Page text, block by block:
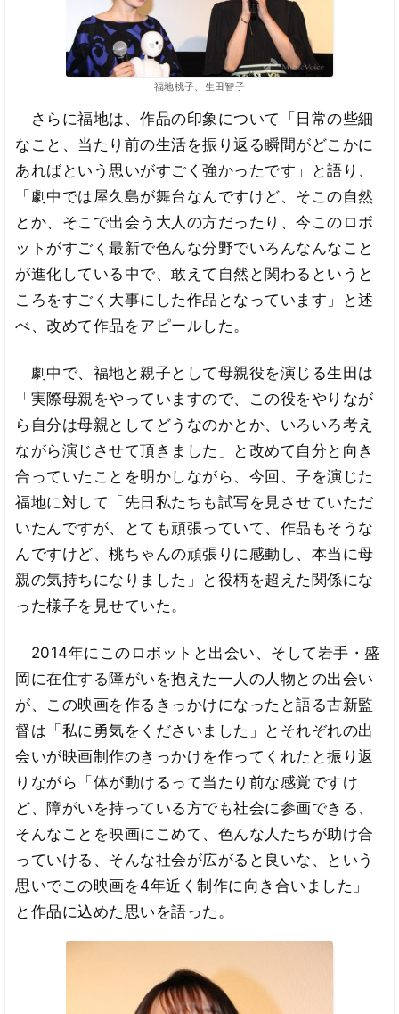
福地桃子、生田智子
さらに福地は、作品の印象について「日常の些細
なこと、当たり前の生活を振り返る瞬間がどこかに
あればという思いがすごく強かったです」と語り、
「劇中では屋久島が舞台なんですけど、そこの自然
とか、そこで出会う大人の方だったり、今このロボ
ットがすごく最新で色んな分野でいろんなんなこと
が進化している中で、敢えて自然と関わるというと
ころをすごく大事にした作品となっています」と述
べ、改めて作品をアピールした。
劇中で、福地と親子として母親役を演じる生田は
「実際母親をやっていますので、この役をやりなが
ら自分は母親としてどうなのかとか、いろいろ考え
ながら演じさせて頂きました」と改めて自分と向き
合っていたことを明かしながら、今回、子を演じた
福地に対して「先日私たちも試写を見させていただ
いたんですが、とても頑張っていて、作品もそうな
んですけど、桃ちゃんの頑張りに感動し、本当に母
親の気持ちになりました」と役柄を超えた関係にな
った様子を見せていた。
2014年にこのロボットと出会い、そして岩手・盛
岡に在住する障がいを抱えた一人の人物との出会い
が、この映画を作るきっかけになったと語る古新監
督は「私に勇気をくださいました」とそれぞれの出
会いが映画制作のきっかけを作ってくれたと振り返
りながら「体が動けるって当たり前な感覚ですけ
ど、障がいを持っている方でも社会に参画できる、
そんなことを映画にこめて、色んな人たちが助け合
っていける、そんな社会が広がると良いな、という
思いでこの映画を4年近く制作に向き合いました」
と作品に込めた思いを語った。